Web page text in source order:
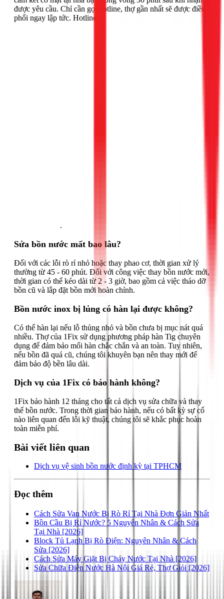
được yêu cầu. Chỉ cần gọi hotline, thợ gần nhất sẽ được điều
phối ngay lập tức. Hotline:
.
Sửa bồn nước mất bao lâu?
Đối với các lỗi rò rỉ nhỏ hoặc thay phao cơ, thời gian xử lý
thường từ 45 - 60 phút. Đối với công việc thay bồn nước mới,
thời gian có thể kéo dài từ 2 - 3 giờ, bao gồm cả việc tháo dỡ
bồn cũ và lắp đặt bồn mới hoàn chỉnh.
Bồn nước inox bị lủng có hàn lại được không?
Có thể hàn lại nếu lỗ thủng nhỏ và bồn chưa bị mục nát quá
nhiều. Thợ của 1Fix sử dụng phương pháp hàn Tig chuyên
dụng để đảm bảo mối hàn chắc chắn và an toàn. Tuy nhiên,
nếu bồn đã quá cũ, chúng tôi khuyên bạn nên thay mới để
đảm bảo độ bền lâu dài.
Dịch vụ của 1Fix có bảo hành không?
1Fix bảo hành 12 tháng cho tất cả dịch vụ sửa chữa và thay
thế bồn nước. Trong thời gian bảo hành, nếu có bất kỳ sự cố
nào liên quan đến lỗi kỹ thuật, chúng tôi sẽ khắc phục hoàn
toàn miễn phí.
Bài viết liên quan
Dịch vụ vệ sinh bồn nước định kỳ tại TPHCM
Đọc thêm
Cách Sửa Van Nước Bị Rò Rỉ Tại Nhà Đơn Giản Nhất
Bồn Cầu Bị Rỉ Nước? 5 Nguyên Nhân & Cách Sửa
Tại Nhà [2026]
Block Tủ Lạnh Bị Rò Điện: Nguyên Nhân & Cách
Sửa [2026]
Cách Sửa Máy Giặt Bị Chảy Nước Tại Nhà [2026]
Sửa Chữa Điện Nước Hà Nội Giá Rẻ, Thợ Giỏi [2026]